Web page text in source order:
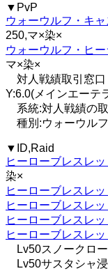
▼PvP
ウォーウルフ・キ
250,マ×染×
ウォーウルフ・ヒ
マ×染×
対人戦績取引窓
Y:6.0(メインエーテ
系統:対人戦績の
種別:ウォーウル
▼ID,Raid
ヒーローブレスレ
染×
ヒーローブレスレ
ヒーローブレスレ
ヒーローブレスレ
ヒーローブレスレ
Lv50スノークロ
Lv50サスタシャ